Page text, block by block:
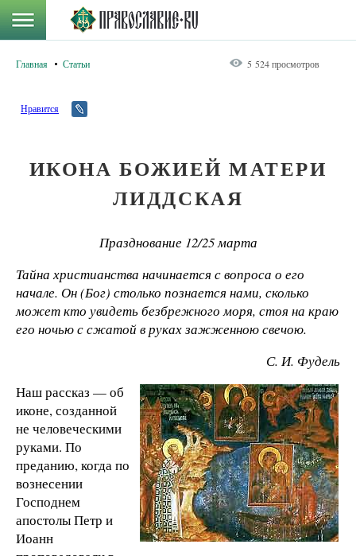
Главная Статьи 5 524 просмотров
Нравится
ИКОНА БОЖИЕЙ МАТЕРИ
ЛИДДСКАЯ
Празднование 12/25 марта
Тайна христианства начинается с вопроса о его
начале. Он (Бог) столько познается нами, сколько
может кто увидеть безбрежного моря, стоя на краю
его ночью с сжатой в руках зажженною свечою.
С. И. Фудель
Наш рассказ — об
иконе, созданной
не человеческими
руками. По
преданию, когда по
вознесении
Господнем
апостолы Петр и
Иоанн